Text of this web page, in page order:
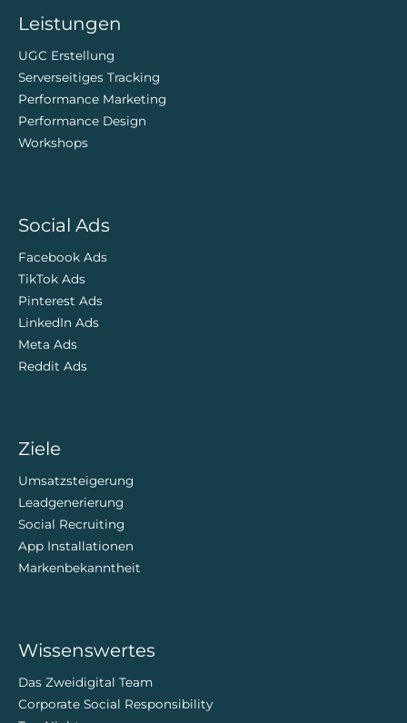
Leistungen
UGC Erstellung
Serverseitiges Tracking
Performance Marketing
Performance Design
Workshops
Social Ads
Facebook Ads
TikTok Ads
Pinterest Ads
LinkedIn Ads
Meta Ads
Reddit Ads
Ziele
Umsatzsteigerung
Leadgenerierung
Social Recruiting
App Installationen
Markenbekanntheit
Wissenswertes
Das Zweidigital Team
Corporate Social Responsibility